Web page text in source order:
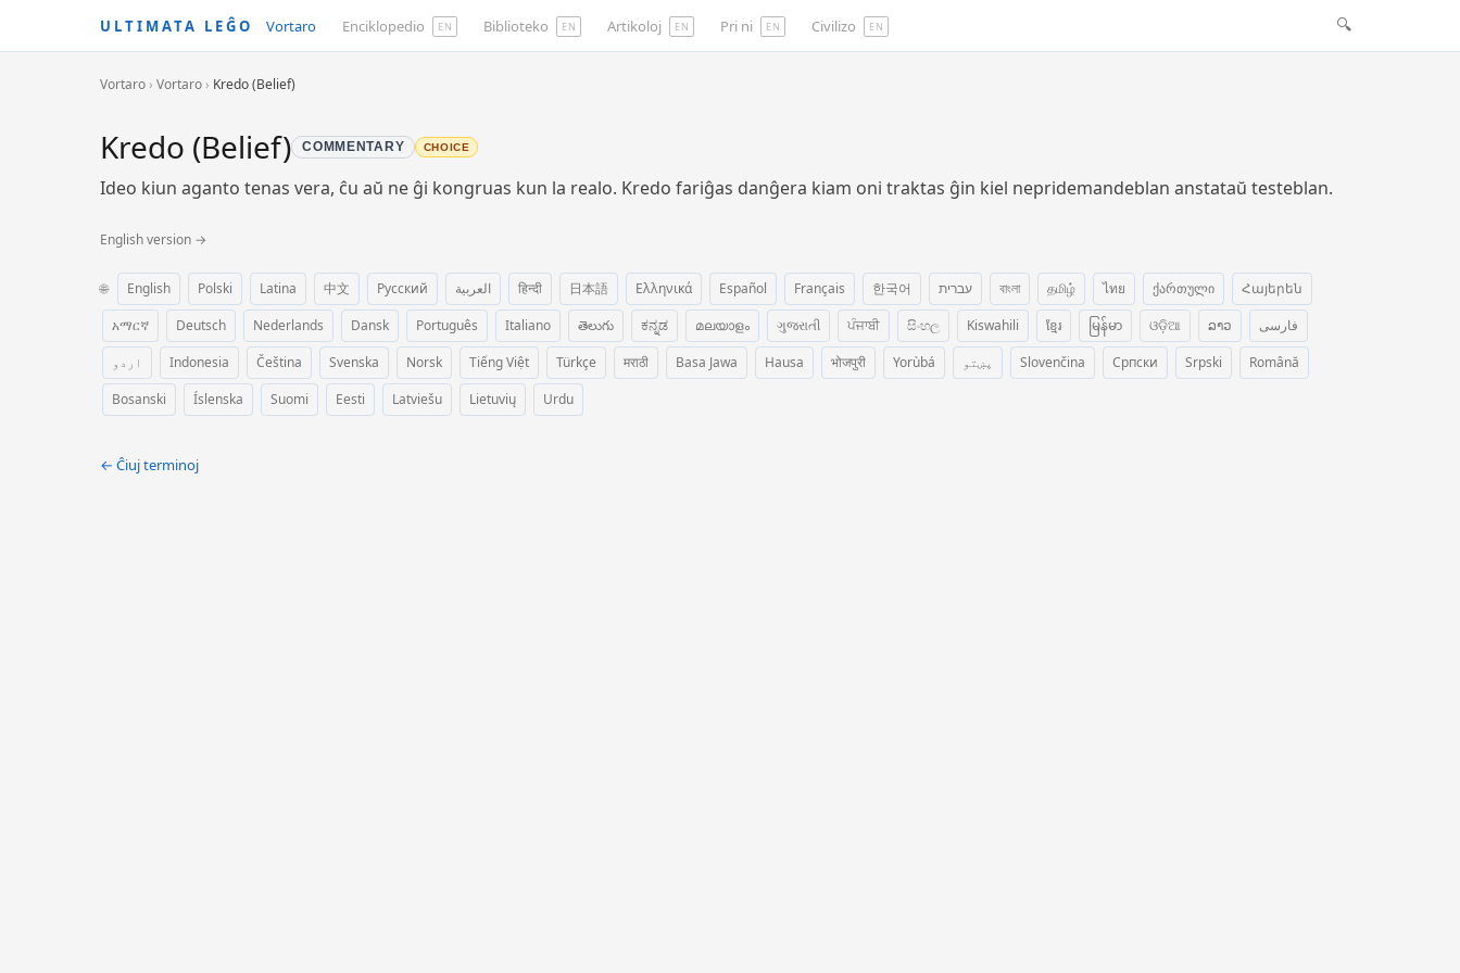
ULTIMATA LEĜO Vortaro Enciklopedio EN Biblioteko EN Artikoloj EN Pri ni EN Civilizo EN 🔍
Vortaro › Vortaro › Kredo (Belief)
Kredo (Belief) COMMENTARY CHOICE
Ideo kiun aganto tenas vera, ĉu aŭ ne ĝi kongruas kun la realo. Kredo fariĝas danĝera kiam oni traktas ĝin kiel nepridemandeblan anstataŭ testeblan.
English version →
🌐 English Polski Latina 中文 Русский العربية हिन्दी 日本語 Ελληνικά Español Français 한국어 עברית বাংলা தமிழ் ไทย ქართული
Հայերեն
አማርኛ
Deutsch Nederlands Dansk Português Italiano తెలుగు ಕನ್ನಡ മലയാളം ગુજરાતી ਪੰਜਾਬੀ සිංහල Kiswahili ខ្មែរ မြန်မာ ଓଡ଼ିଆ ລາວ
فارسی
اردو
Indonesia Čeština Svenska Norsk Tiếng Việt Türkçe मराठी Basa Jawa Hausa भोजपुरी Yorùbá پښتو Slovenčina Српски Srpski
Română
Bosanski
Íslenska Suomi Eesti Latviešu Lietuvių Urdu
← Ĉiuj terminoj